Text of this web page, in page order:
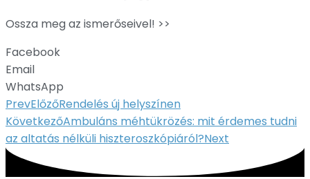
Ossza meg az ismerőseivel! >>
Facebook
Email
WhatsApp
PrevElőzőRendelés új helyszínen
KövetkezőAmbuláns méhtükrözés: mit érdemes tudni
az altatás nélküli hiszteroszkópiáról?Next